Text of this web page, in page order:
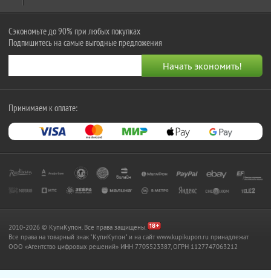
Сэкономьте до 90% при любых покупках
Подпишитесь на самые выгодные предложения
Принимаем к оплате:
2010-2026 © КупиКупон. Все права защищены.
Все права на товарный знак "КупиКупон" и на сайт www.kupikupon.ru принадлежат
OOO «Агентство цифровых решений» ИНН 7705523387, ОГРН 1127747063212